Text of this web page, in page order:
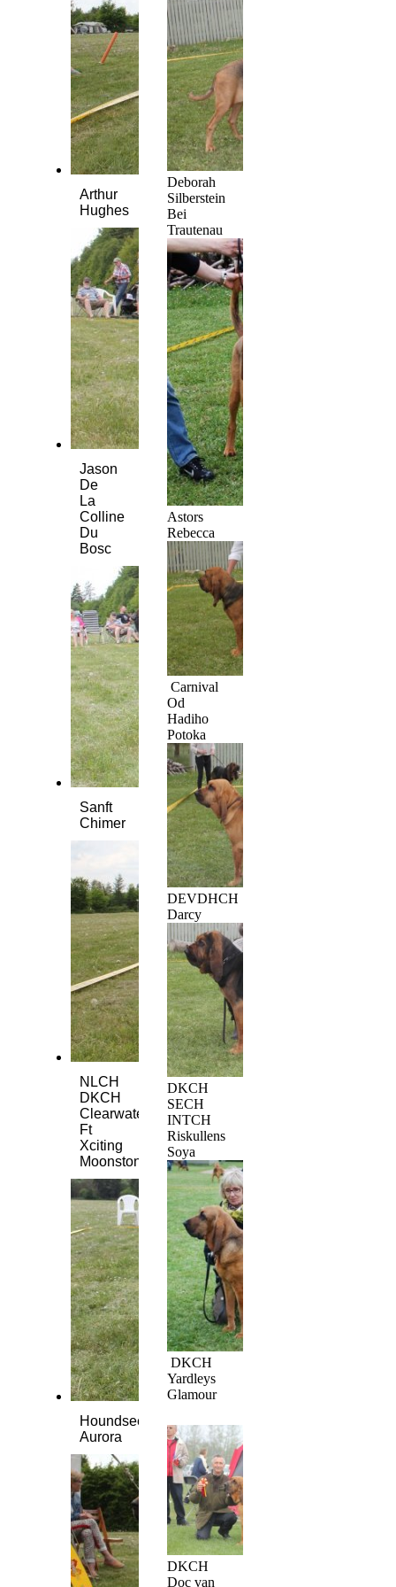
Arthur
Hughes
Jason
De
La
Colline
Du
Bosc
Sanft
Chimer
NLCH
DKCH
Clearwater's
Ft
Xciting
Moonstone
Houndseeker
Aurora
Deborah
Silberstein
Bei
Trautenau
Astors
Rebecca
Carnival
Od
Hadiho
Potoka
DEVDHCH
Darcy
DKCH
SECH
INTCH
Riskullens
Soya
DKCH
Yardleys
Glamour
DKCH
Doc van